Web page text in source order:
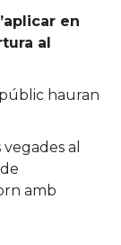
en
al
hauran
al
amb